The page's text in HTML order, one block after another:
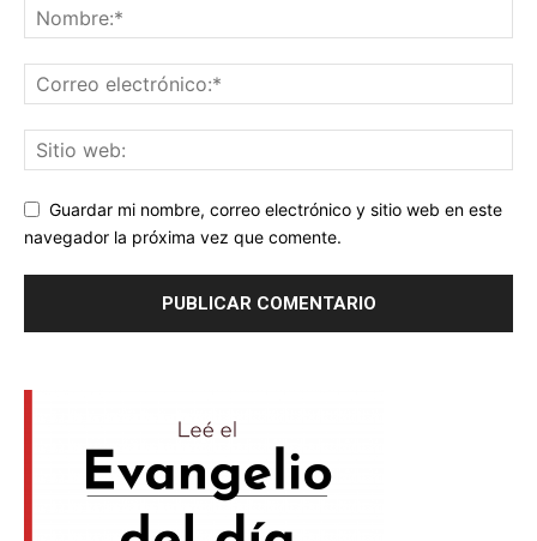
Guardar mi nombre, correo electrónico y sitio web en este
navegador la próxima vez que comente.